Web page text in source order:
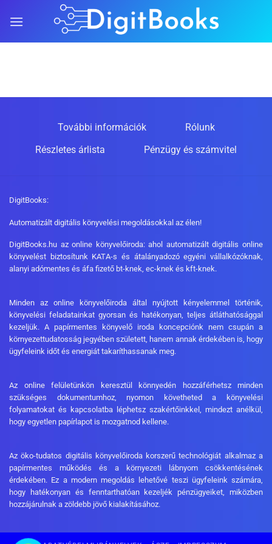
További információk
Rólunk
Részletes árlista
Pénzügy és számvitel
DigitBooks:
Automatizált digitális könyvelési megoldásokkal az élen!
DigitBooks.hu az online könyvelőiroda: ahol automatizált digitális online
könyvelést biztosítunk KATA-s és átalányadozó egyéni vállalkózóknak,
alanyi adómentes és áfa fizető bt-knek, ec-knek és kft-knek.
Minden az online könyvelőiroda által nyújtott kényelemmel történik,
könyvelési feladatainkat gyorsan és hatékonyan, teljes átláthatósággal
kezeljük. A papírmentes könyvelő iroda koncepciónk nem csupán a
környezettudatosság jegyében született, hanem annak érdekében is, hogy
ügyfeleink időt és energiát takaríthassanak meg.
Az online felületünkön keresztül könnyedén hozzáférhetsz minden
szükséges dokumentumhoz, nyomon követheted a könyvelési
folyamatokat és kapcsolatba léphetsz szakértőinkkel, mindezt anélkül,
hogy egyetlen papírlapot is mozgatnod kellene.
Az öko-tudatos digitális könyvelőiroda korszerű technológiát alkalmaz a
papírmentes működés és a környezeti lábnyom csökkentésének
érdekében. Ez a modern megoldás lehetővé teszi ügyfeleink számára,
hogy hatékonyan és fenntarthatóan kezeljék pénzügyeiket, miközben
hozzájárulnak a zöldebb jövő kialakításához.